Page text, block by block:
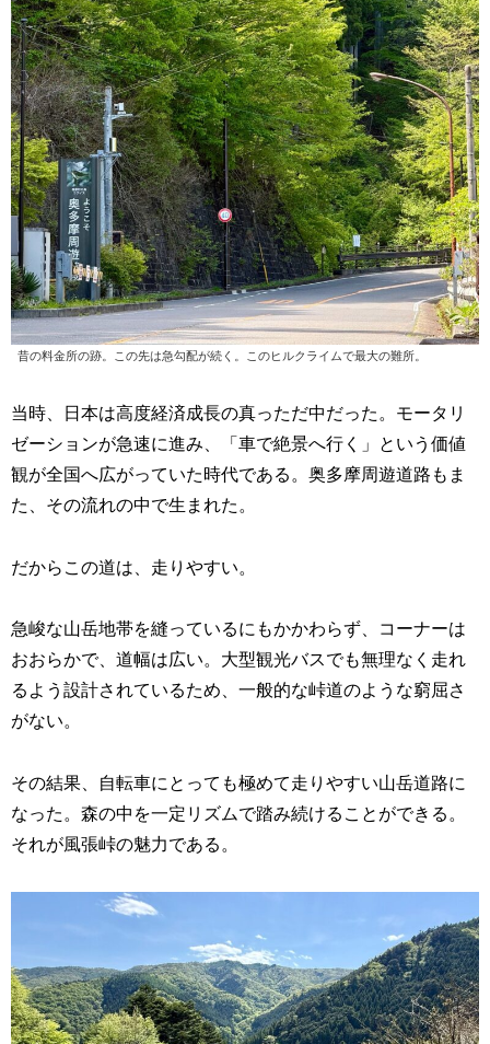
昔の料金所の跡。この先は急勾配が続く。このヒルクライムで最大の難所。
当時、日本は高度経済成長の真っただ中だった。モータリ
ゼーションが急速に進み、「車で絶景へ行く」という価値
観が全国へ広がっていた時代である。奥多摩周遊道路もま
た、その流れの中で生まれた。
だからこの道は、走りやすい。
急峻な山岳地帯を縫っているにもかかわらず、コーナーは
おおらかで、道幅は広い。大型観光バスでも無理なく走れ
るよう設計されているため、一般的な峠道のような窮屈さ
がない。
その結果、自転車にとっても極めて走りやすい山岳道路に
なった。森の中を一定リズムで踏み続けることができる。
それが風張峠の魅力である。